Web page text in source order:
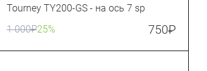
Tourney TY200-GS - на ось 7 sp
1 000₽25% 750₽